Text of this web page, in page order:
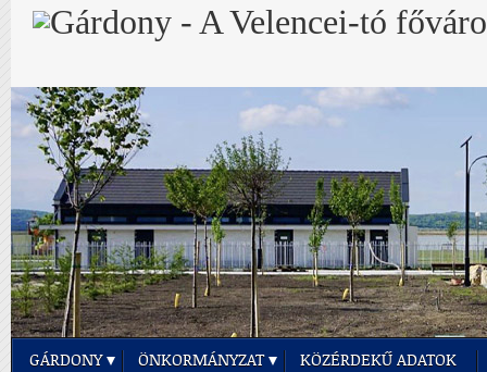
GÁRDONY ÖNKORMÁNYZAT KÖZÉRDEKŰ ADATOK